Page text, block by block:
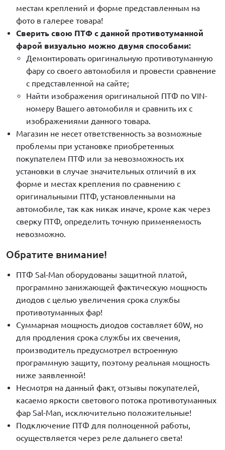
местам креплений и форме представленным на
фото в галерее товара!
Сверить свою ПТФ с данной противотуманной
фарой визуально можно двумя способами:
Демонтировать оригинальную противотуманную
фару со своего автомобиля и провести сравнение
с представленной на сайте;
Найти изображения оригинальной ПТФ по VIN-
номеру Вашего автомобиля и сравнить их с
изображениями данного товара.
Магазин не несет ответственность за возможные
проблемы при установке приобретенных
покупателем ПТФ или за невозможность их
установки в случае значительных отличий в их
форме и местах крепления по сравнению с
оригинальными ПТФ, установленными на
автомобиле, так как никак иначе, кроме как через
сверку ПТФ, определить точную применяемость
невозможно.
Обратите внимание!
ПТФ Sal-Man оборудованы защитной платой,
программно занижающей фактическую мощность
диодов с целью увеличения срока службы
противотуманных фар!
Суммарная мощность диодов составляет 60W, но
для продления срока службы их свечения,
производитель предусмотрел встроенную
программную защиту, поэтому реальная мощность
ниже заявленной!
Несмотря на данный факт, отзывы покупателей,
касаемо яркости светового потока противотуманных
фар Sal-Man, исключительно положительные!
Подключение ПТФ для полноценной работы,
осуществляется через реле дальнего света!